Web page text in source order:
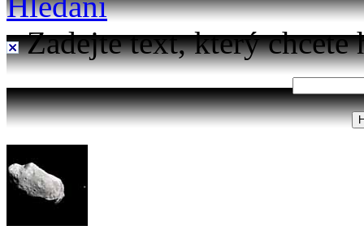
Zadejte text, který chcete